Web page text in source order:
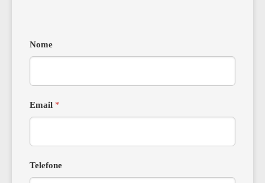
Nome
Email *
Telefone